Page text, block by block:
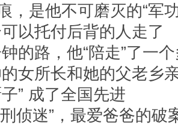
，是他不可磨灭的“军
以托付后背的人走了
的路，他“陪走”了一
女所长和她的父老乡
子” 成了全国先进
侦迷”，最爱爸爸的破